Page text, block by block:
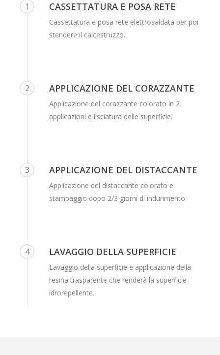
1 CASSETTATURA E POSA RETE
Cassettatura e posa rete elettrosaldata per poi
stendere il calcestruzzo.
2 APPLICAZIONE DEL CORAZZANTE
Applicazione del corazzante colorato in 2
applicazioni e lisciatura delle superficie.
3 APPLICAZIONE DEL DISTACCANTE
Applicazione del distaccante colorato e
stampaggio dopo 2/3 giorni di indurimento.
4 LAVAGGIO DELLA SUPERFICIE
Lavaggio della superficie e applicazione della
resina trasparente che renderà la superficie
idrorepellente.